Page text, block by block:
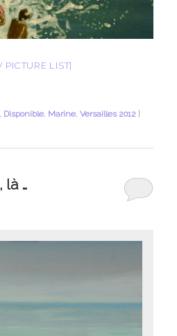
PICTURE LIST]
, Disponible, Marine,Versailles 2012
là …